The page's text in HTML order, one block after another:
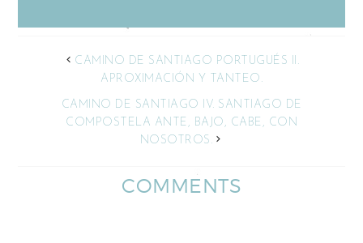
CAMINO DE SANTIAGO PORTUGUÉS II.
APROXIMACIÓN Y TANTEO.
CAMINO DE SANTIAGO IV. SANTIAGO DE
COMPOSTELA ANTE, BAJO, CABE, CON
NOSOTROS.
COMMENTS